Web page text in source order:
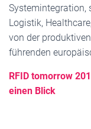
Systemintegration,
Logistik,
von der
führenden
RFID tomorrow
einen Blick